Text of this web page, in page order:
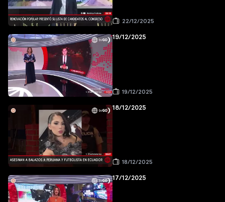
22/12/2025
19/12/2025
19/12/2025
18/12/2025
18/12/2025
17/12/2025